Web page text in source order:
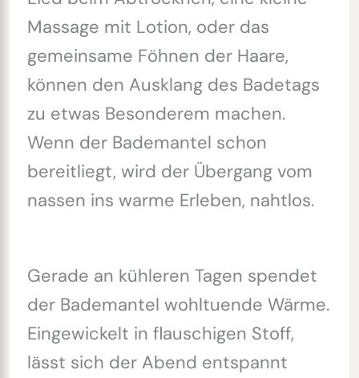
Massage mit Lotion, oder das
gemeinsame Föhnen der Haare,
können den Ausklang des Badetags
zu etwas Besonderem machen.
Wenn der Bademantel schon
bereitliegt, wird der Übergang vom
nassen ins warme Erleben, nahtlos.
Gerade an kühleren Tagen spendet
der Bademantel wohltuende Wärme.
Eingewickelt in flauschigen Stoff,
lässt sich der Abend entspannt